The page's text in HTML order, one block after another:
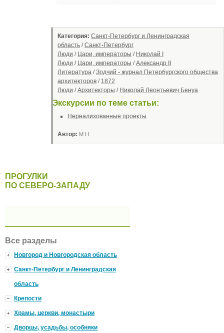
Категория:Санкт-Петербург и Ленинградская
область /Санкт-Петербург
Люди / Цари, императоры / Николай I
Люди / Цари, императоры /Александр II
Литература /Зодчий - журнал Петербургского общества
архитекторов / 1872
Люди /Архитекторы / Николай Леонтьевич Бенуа
Экскурсии по теме статьи:
Нереализованные проекты
Автор: М.Н.
ПРОГУЛКИ
ПО СЕВЕРО-ЗАПАДУ
Все разделы
Новгород и Новгородская область
Санкт-Петербург и Ленинградская
область
Крепости
Храмы, церкви, монастыри
Дворцы, усадьбы, особняки